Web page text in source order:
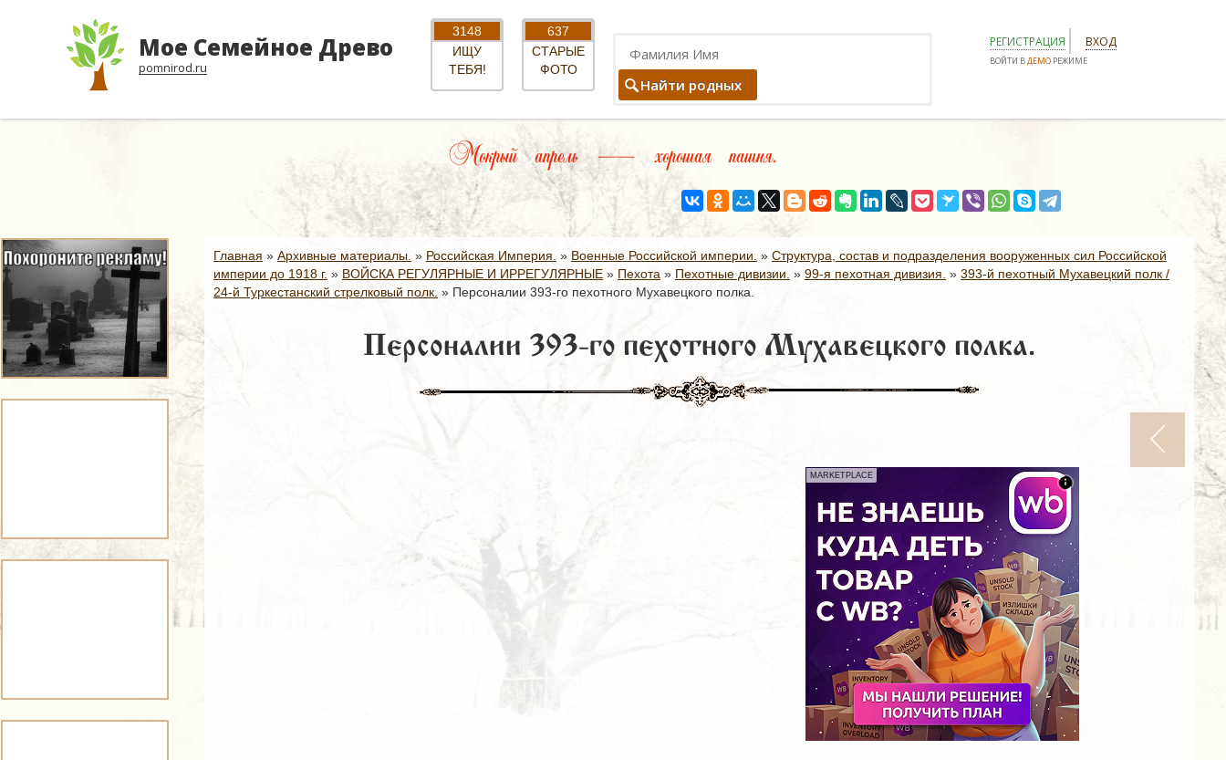
Мое Семейное Древо
pomnirod.ru
3148
ИЩУ
ТЕБЯ!
637
СТАРЫЕ
ФОТО
Найти родных
РЕГИСТРАЦИЯ ВХОД
ВОЙТИ ВДЕМО РЕЖИМЕ
Мокрый апрель — хорошая пашня.
Главная » Архивные материалы. » Российская Империя. » Военные Российской империи. » Структура, состав и подразделения вооруженных сил Российской
империи до 1918 г. » ВОЙСКА РЕГУЛЯРНЫЕ И ИРРЕГУЛЯРНЫЕ » Пехота » Пехотные дивизии. » 99-я пехотная дивизия. » 393-й пехотный Мухавецкий полк /
24-й Туркестанский стрелковый полк. » Персоналии 393-го пехотного Мухавецкого полка.
Персоналии 393-го пехотного Мухавецкого полка.
MARKETPLACE